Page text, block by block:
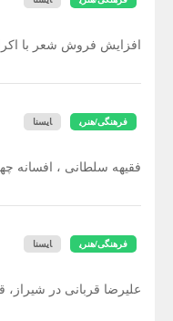
افزایش فروش شعر با
فرهنگی/هنری ایسنا
فقیهه سلطانی ، افسانه
فرهنگی/هنری ایسنا
علیرضا قربانی در شیراز،